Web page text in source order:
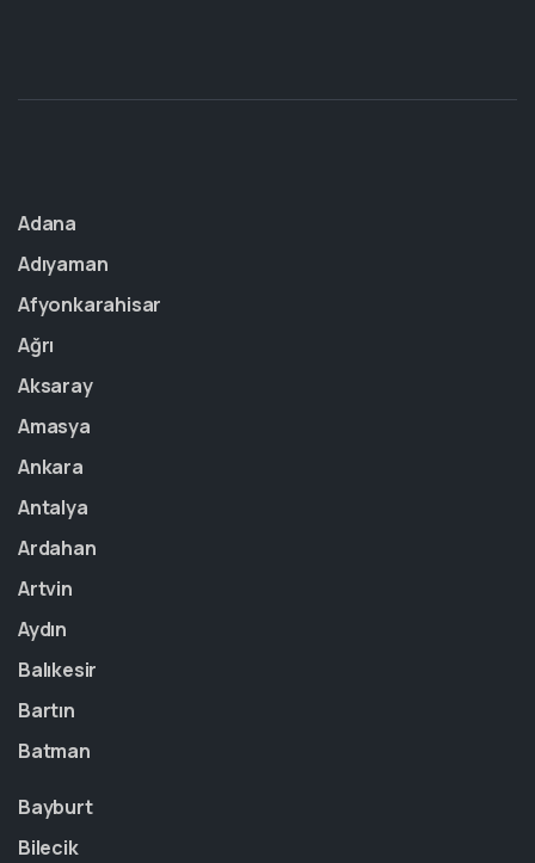
Adana
Adıyaman
Afyonkarahisar
Ağrı
Aksaray
Amasya
Ankara
Antalya
Ardahan
Artvin
Aydın
Balıkesir
Bartın
Batman
Bayburt
Bilecik